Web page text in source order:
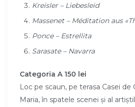
Kreisler – Liebesleid
Massenet – Méditation aus
Ponce – Estrellita
Sarasate – Navarra
Categoria A 150 lei
Loc pe scaun, pe terasa Casei de
Maria, în spatele scenei și al